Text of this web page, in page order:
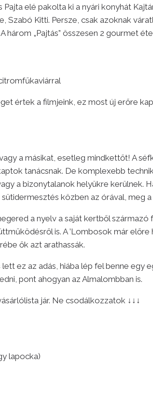
elé pakolta ki a nyári konyhát
Szabó Kitti. Persze, csak azoknak
„Pajtás” összesen 2 gourmet
értek a filmjeink, ez most új erőre
a másikat, esetleg mindkettőt! A
tanácsnak. De komplexebb
a bizonytalanok helyükre kerülnek.
közben az órával, meg a
a nyelv a saját kertből származó
is. A ’Lombosok már előre
ők azt arathassák.
ez az adás, hiába lép fel benne egy
pont ahogyan az Almalombban is.
jár. Ne csodálkozzatok ↓↓↓
lapocka)